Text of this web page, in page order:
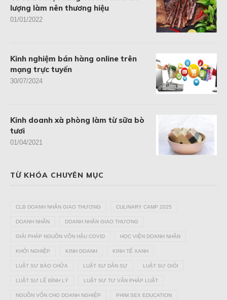
lượng làm nên thương hiệu
01/01/2022
Kinh nghiệm bán hàng online trên
mạng trực tuyến
30/07/2024
Kinh doanh xà phòng làm từ sữa bò
tươi
01/04/2021
TỪ KHÓA CHUYÊN MỤC
CLB DOANH NHÂN GIAO THƯƠNG CULINARY CAMP 2025
DOANH NHÂN DOANH NHÂN GIAO THƯƠNG
GIẢI PHÁP NGUỒN VỐN HẬU COVID HỌC VIỆN DOANH NHÂN
KHỞI NGHIỆP KINH DOANH KINH TẾ XANH
LUẬT SƯ BÀO CHỮA LUẬT SƯ DÂN SỰ LUẬT SƯ GIỎI
LUẬT SƯ LÊ ĐÌNH LÝ LUẬT SƯ TƯ VẤN PHÁP LUẬT
NGUỒN VỐN CHO DOANH NGHIỆP PHIM SEX EDUCATION